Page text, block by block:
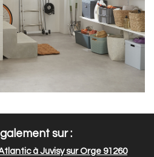
sur :
à Juvisy sur Orge 91260